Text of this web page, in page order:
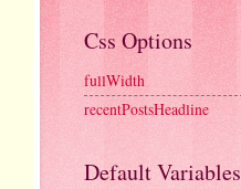
Css Options
fullWidth
recentPostsHeadline
Default Variables